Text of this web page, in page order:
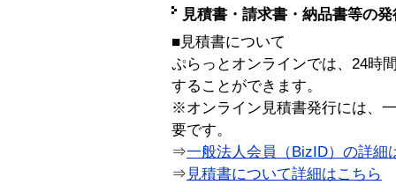
見積書・請求書・納品書等の
■見積書について
ぷらっとオンラインでは、24時
することができます。
※オンライン見積書発行には、
要です。
⇒一般法人会員（BizID）の詳細
⇒ 見積書について詳細はこちら